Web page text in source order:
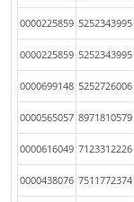
0000225859 5252343995
0000225859 5252343995
0000699148 5252726006
0000565057 8971810579
0000616049 7123312226
0000438076 7511772374